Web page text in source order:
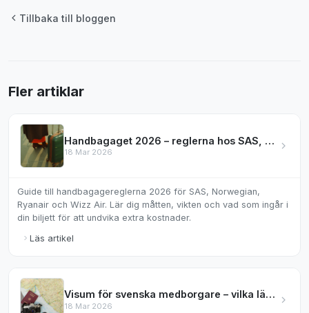
Tillbaka till bloggen
Fler artiklar
Handbagaget 2026 – reglerna hos SAS, Norwegian & mer
18 Mar 2026
Guide till handbagagereglerna 2026 för SAS, Norwegian,
Ryanair och Wizz Air. Lär dig måtten, vikten och vad som ingår i
din biljett för att undvika extra kostnader.
Läs artikel
Visum för svenska medborgare – vilka länder kräver det?
18 Mar 2026